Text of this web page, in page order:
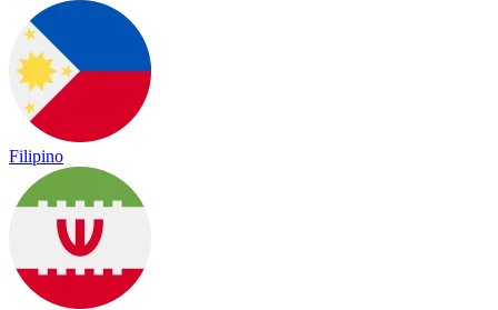
Filipino